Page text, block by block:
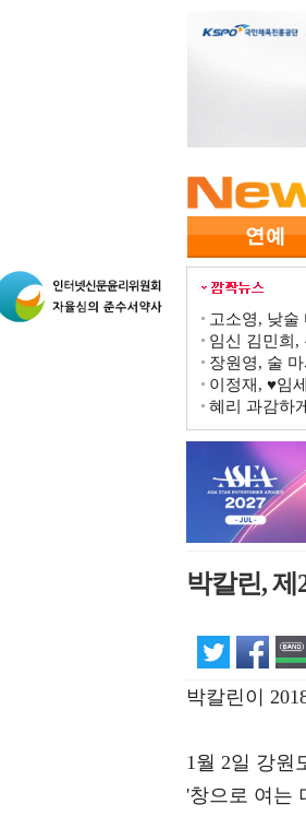
고소영, 낮술
임신 김민희,
장원영, 술
이정재, ♥임
혜리 과감하
박칼린, 제
박칼린이
1월 2일 강원
'창으로 여는